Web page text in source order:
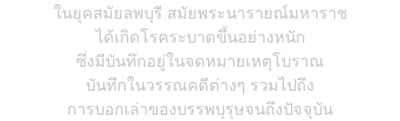
ในยุคสมัยลพบุรี สมัยพระนารายณ์มหาราช
ได้เกิดโรคระบาดขึ้นอย่างหนัก
ซึ่งมีบันทึกอยู่ในจดหมายเหตุโบราณ
บันทึกในวรรณคดีต่างๆ รวมไปถึง
การบอกเล่าของบรรพบุรุษจนถึงปัจจุบัน